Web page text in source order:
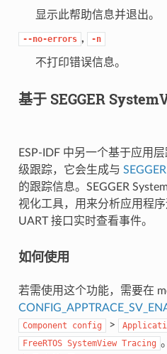
显示此帮助信息并退出。
--no-errors , -n
不打印错误信息。
基于 SEGGER
ESP-IDF 中另一个基于应用
级跟踪，它会生成与
的跟踪信息。SEGGER
视化工具，用来分析应用程
UART 接口实时查看事件。
如何使用
若需使用这个功能，需要在
Component config >
FreeRTOS SystemView Tracing